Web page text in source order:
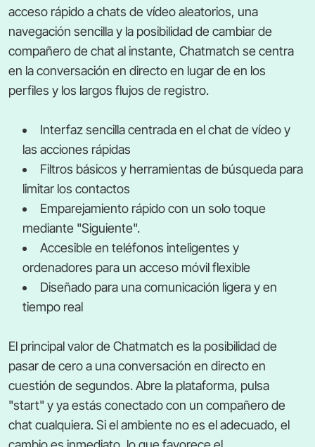
acceso rápido a chats de vídeo aleatorios, una
navegación sencilla y la posibilidad de cambiar de
compañero de chat al instante, Chatmatch se centra
en la conversación en directo en lugar de en los
perfiles y los largos flujos de registro.
Interfaz sencilla centrada en el chat de vídeo y
las acciones rápidas
Filtros básicos y herramientas de búsqueda para
limitar los contactos
Emparejamiento rápido con un solo toque
mediante "Siguiente".
Accesible en teléfonos inteligentes y
ordenadores para un acceso móvil flexible
Diseñado para una comunicación ligera y en
tiempo real
El principal valor de Chatmatch es la posibilidad de
pasar de cero a una conversación en directo en
cuestión de segundos. Abre la plataforma, pulsa
"start" y ya estás conectado con un compañero de
chat cualquiera. Si el ambiente no es el adecuado, el